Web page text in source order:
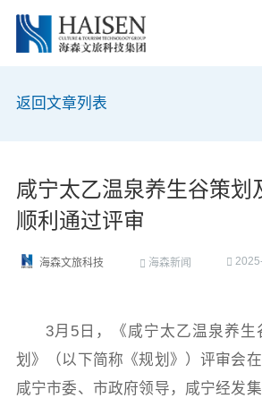
返回文章列表
咸宁太乙温泉养生谷策划
顺利通过评审
海森文旅科技 海森新闻
3月5日，《咸宁太乙温泉养生
划》（以下简称《规划》）评审会在
咸宁市委、市政府领导，咸宁经发